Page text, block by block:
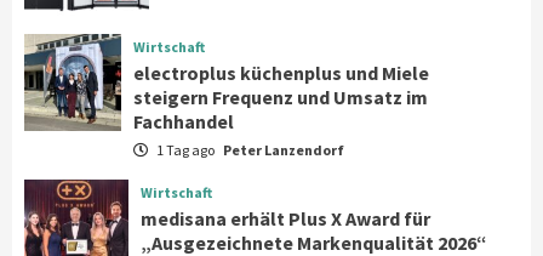
4
electroplus küchenplus und Miele
steigern Frequenz und Umsatz im
Fachhandel
5
medisana erhält Plus X Award für
„Ausgezeichnete Markenqualität 2026“
Wirtschaft
electroplus küchenplus und Miele
steigern Frequenz und Umsatz im
Fachhandel
1 Tag ago Peter Lanzendorf
Wirtschaft
medisana erhält Plus X Award für
„Ausgezeichnete Markenqualität 2026“